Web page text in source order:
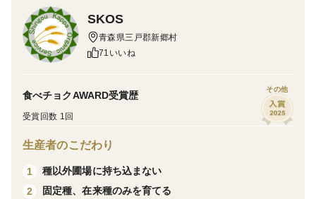
初回オーダー日を必ず1週間以上先にしてください。1週回
以内だと対応できないので、大変申し訳ないのですが一旦
キャンセルさせていただきます。
加工品などは受注生産のため、日程に余裕をもってオー
ダーいただけると幸いです。
※配送業者について
※発送荷姿について
が冷凍（-15度以下）で配達してくれるため段ボールで発
送したほうが冷凍維持が期待されるからです。もし、到着
材料にこだわりぬいたソフト系のパンのセットです。
有機小麦は自社で自然栽培したものを自社で製粉しま
した。自然栽培の有機米から有機麹を作り、その有機麹
培の麦の有機ふすまから有機酵母を起こしています。有
機油もノントランスファットのものを使用しています。
品質保持剤等は入っていないので、老化防止のため焼
き立てを冷凍してのお届けになります。自然解凍してそ
のままで、或いは凍ったままオーブントースター等で
SKOS
青森県三戸郡新郷村
71いいね
食べチョクAWARD受賞歴
受賞回数 1回
その他
生産者のこだわり
1
種以外圃場に持ち込まない
2
固定種、在来種のみを育てる